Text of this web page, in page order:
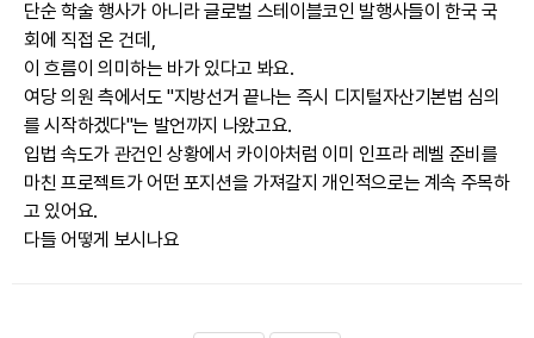
단순 학술 행사가 아니라 글로벌 스테이블코인 발행사들이 한국 국
회에 직접 온 건데,
이 흐름이 의미하는 바가 있다고 봐요.
여당 의원 측에서도 "지방선거 끝나는 즉시 디지털자산기본법 심의
를 시작하겠다"는 발언까지 나왔고요.
입법 속도가 관건인 상황에서 카이아처럼 이미 인프라 레벨 준비를
마친 프로젝트가 어떤 포지션을 가져갈지 개인적으로는 계속 주목하
고 있어요.
다들 어떻게 보시나요